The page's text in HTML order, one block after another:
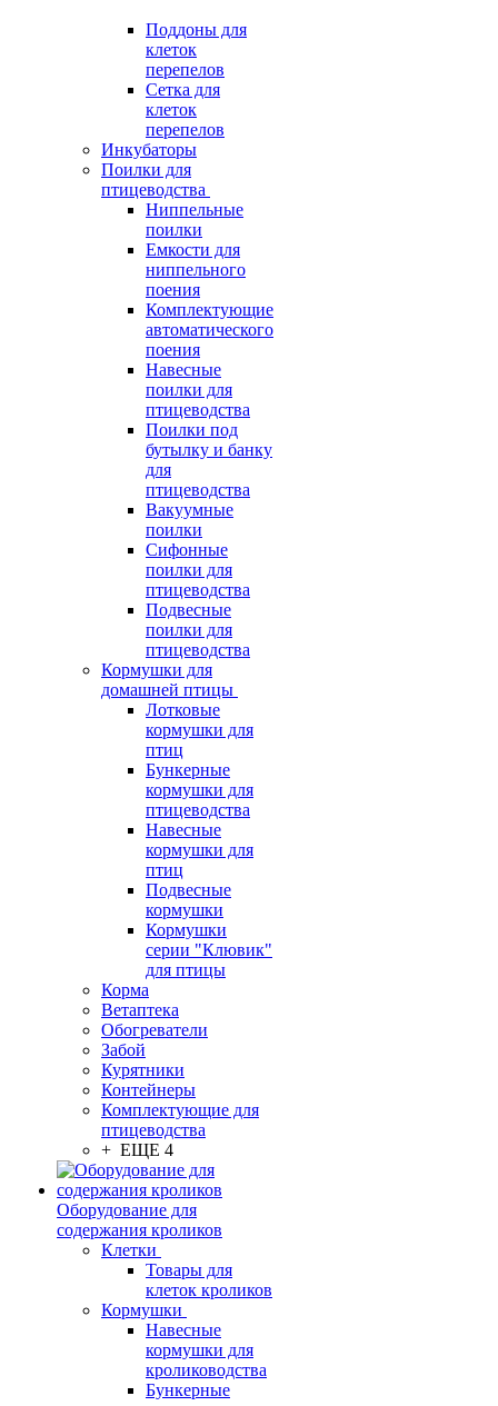
Поддоны для
клеток
перепелов
Сетка для
клеток
перепелов
Инкубаторы
Поилки для
птицеводства
Ниппельные
поилки
Емкости для
ниппельного
поения
Комплектующие
автоматического
поения
Навесные
поилки для
птицеводства
Поилки под
бутылку и банку
для
птицеводства
Вакуумные
поилки
Сифонные
поилки для
птицеводства
Подвесные
поилки для
птицеводства
Кормушки для
домашней птицы
Лотковые
кормушки для
птиц
Бункерные
кормушки для
птицеводства
Навесные
кормушки для
птиц
Подвесные
кормушки
Кормушки
серии "Клювик"
для птицы
Корма
Ветаптека
Обогреватели
Забой
Курятники
Контейнеры
Комплектующие для
птицеводства
+ ЕЩЕ 4
Оборудование для
содержания кроликов
Клетки
Товары для
клеток кроликов
Кормушки
Навесные
кормушки для
кролиководства
Бункерные